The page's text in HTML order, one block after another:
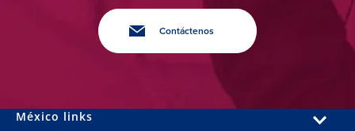
Contáctenos
México links